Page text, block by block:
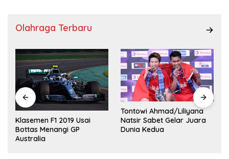
Olahraga Terbaru
Klasemen F1 2019 Usai
Bottas Menangi GP
Australia
Tontowi Ahmad/Liliyana
Natsir Sabet Gelar Juara
Dunia Kedua